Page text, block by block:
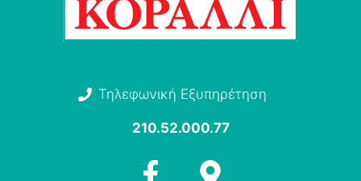
Τηλεφωνική Εξυπηρέτηση
210.52.000.77